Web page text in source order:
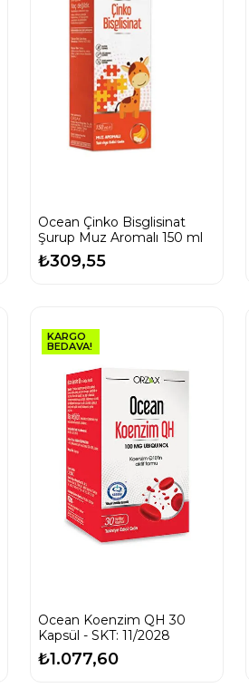
Ocean Çinko Bisglisinat
Şurup Muz Aromalı 150 ml
₺309,55
KARGO
BEDAVA!
Ocean Koenzim QH 30
Kapsül - SKT: 11/2028
₺1.077,60